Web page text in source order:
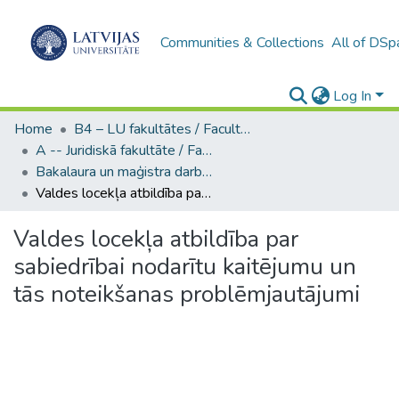
Communities & Collections All of
Log In
Home
B4 – LU fakultātes / Faculties of the UL
A -- Juridiskā fakultāte / Faculty of Law
Bakalaura un maģistra darbi (JF) / Bachelor's and Master's theses
Valdes locekļa atbildība par sabiedrībai nodarītu kaitējumu un tās noteikšanas problēmjautājumi
Valdes locekļa atbildība par
sabiedrībai nodarītu kaitējumu un
tās noteikšanas problēmjautājumi